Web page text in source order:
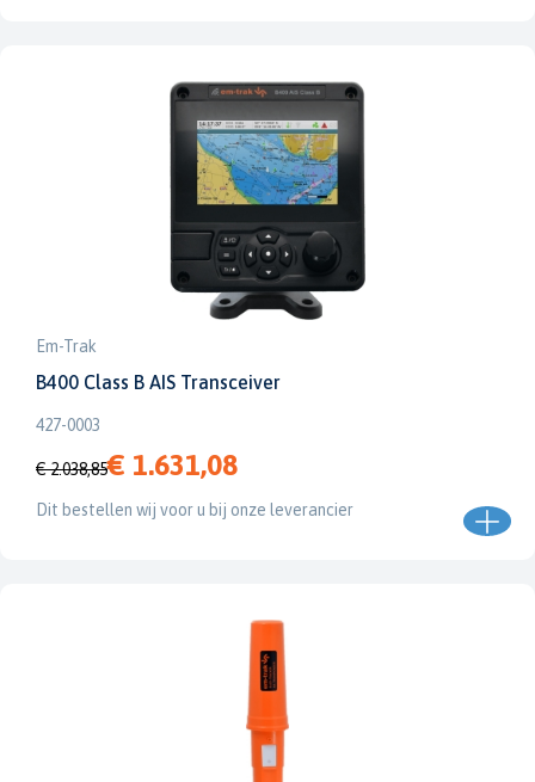
Em-Trak
B400 Class B AIS Transceiver
427-0003
€ 2.038,85€ 1.631,08
Dit bestellen wij voor u bij onze leverancier